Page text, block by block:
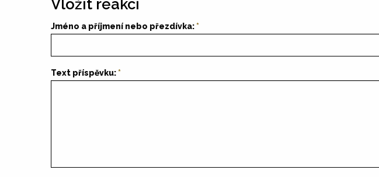
Vložit reakci
Jméno a příjmení nebo přezdívka:
Text příspěvku: